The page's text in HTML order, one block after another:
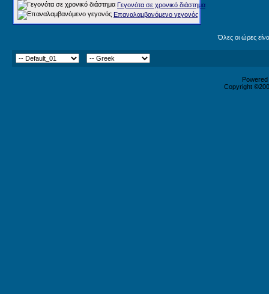
Γεγονότα σε χρονικό διάστημα
Επαναλαμβανόμενο γεγονός
Όλες οι ώρες
Copyright